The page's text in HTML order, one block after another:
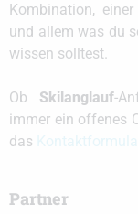
Kombination,
und allem was du
wissen solltest.
Ob Skilanglauf-
immer ein offenes
das
Partner